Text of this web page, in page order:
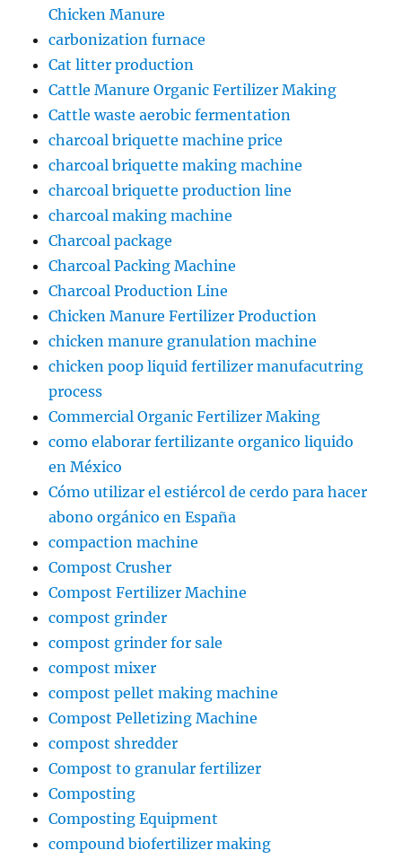
Chicken Manure
carbonization furnace
Cat litter production
Cattle Manure Organic Fertilizer Making
Cattle waste aerobic fermentation
charcoal briquette machine price
charcoal briquette making machine
charcoal briquette production line
charcoal making machine
Charcoal package
Charcoal Packing Machine
Charcoal Production Line
Chicken Manure Fertilizer Production
chicken manure granulation machine
chicken poop liquid fertilizer manufacutring
process
Commercial Organic Fertilizer Making
como elaborar fertilizante organico liquido
en México
Cómo utilizar el estiércol de cerdo para hacer
abono orgánico en España
compaction machine
Compost Crusher
Compost Fertilizer Machine
compost grinder
compost grinder for sale
compost mixer
compost pellet making machine
Compost Pelletizing Machine
compost shredder
Compost to granular fertilizer
Composting
Composting Equipment
compound biofertilizer making